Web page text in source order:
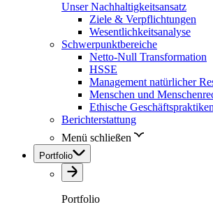
Unser Nachhaltigkeitsansatz
Ziele & Verpflichtungen
Wesentlichkeitsanalyse
Schwerpunktbereiche
Netto-Null Transformation
HSSE
Management natürlicher
Menschen und
Ethische Geschäftspraktiken
Berichterstattung
Menü schließen
Portfolio
Portfolio